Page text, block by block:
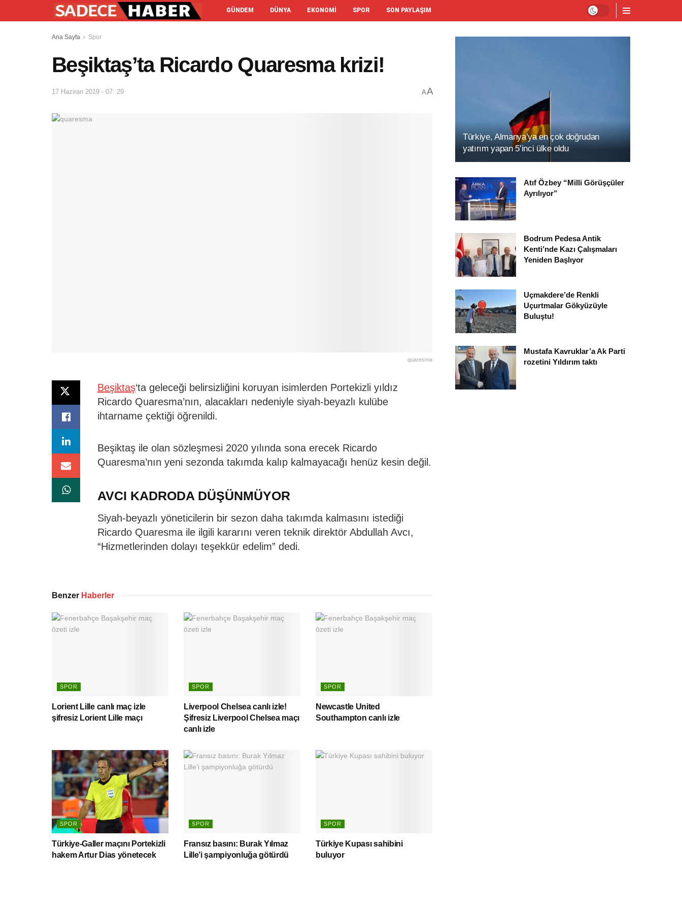
GÜNDEM DÜNYA EKONOMI SPOR SON PAYLAŞIM
Ana Sayfa Spor
Beşiktaş’ta Ricardo Quaresma krizi!
17 Haziran 2019 - 07: 29 AA
quaresma
Beşiktaş‘ta geleceği belirsizliğini koruyan isimlerden Portekizli yıldız
Ricardo Quaresma’nın, alacakları nedeniyle siyah-beyazlı kulübe
ihtarname çektiği öğrenildi.
Beşiktaş ile olan sözleşmesi 2020 yılında sona erecek Ricardo
Quaresma’nın yeni sezonda takımda kalıp kalmayacağı henüz kesin değil.
AVCI KADRODA DÜŞÜNMÜYOR
Siyah-beyazlı yöneticilerin bir sezon daha takımda kalmasını istediği
Ricardo Quaresma ile ilgili kararını veren teknik direktör Abdullah Avcı,
“Hizmetlerinden dolayı teşekkür edelim” dedi.
Benzer Haberler
SPOR
Lorient Lille canlı maç izle
şifresiz Lorient Lille maçı
SPOR
Liverpool Chelsea canlı izle!
Şifresiz Liverpool Chelsea maçı
canlı izle
SPOR
Newcastle United
Southampton canlı izle
SPOR
Türkiye-Galler maçını Portekizli
hakem Artur Dias yönetecek
SPOR
Fransız basını: Burak Yılmaz
Lille’i şampiyonluğa götürdü
SPOR
Türkiye Kupası sahibini
buluyor
Türkiye, Almanya’ya en çok doğrudan
yatırım yapan 5’inci ülke oldu
Atıf Özbey “Milli Görüşçüler
Ayrılıyor”
Bodrum Pedesa Antik
Kenti’nde Kazı Çalışmaları
Yeniden Başlıyor
Uçmakdere’de Renkli
Uçurtmalar Gökyüzüyle
Buluştu!
Mustafa Kavruklar’a Ak Parti
rozetini Yıldırım taktı